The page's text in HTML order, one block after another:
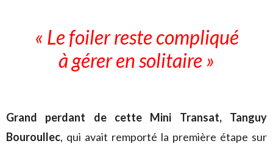
« Le foiler reste compliqué
à gérer en solitaire »
Grand perdant de cette Mini Transat, Tanguy
Bouroullec, qui avait remporté la première étape sur